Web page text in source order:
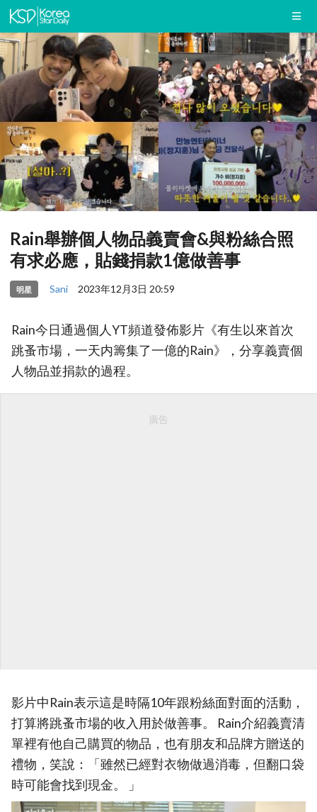
Rain舉辦個人物品義賣會&與粉絲合照
有求必應，貼錢捐款1億做善事
明星 Sani 2023年12月3日 20:59
Rain今日通過個人YT頻道發佈影片《有生以來首次
跳蚤市場，一天内籌集了一億的Rain》，分享義賣個
人物品並捐款的過程。
廣告
影片中Rain表示這是時隔10年跟粉絲面對面的活動，
打算將跳蚤市場的收入用於做善事。 Rain介紹義賣清
單裡有他自己購買的物品，也有朋友和品牌方贈送的
禮物，笑說：「雖然已經對衣物做過消毒，但翻口袋
時可能會找到現金。 」